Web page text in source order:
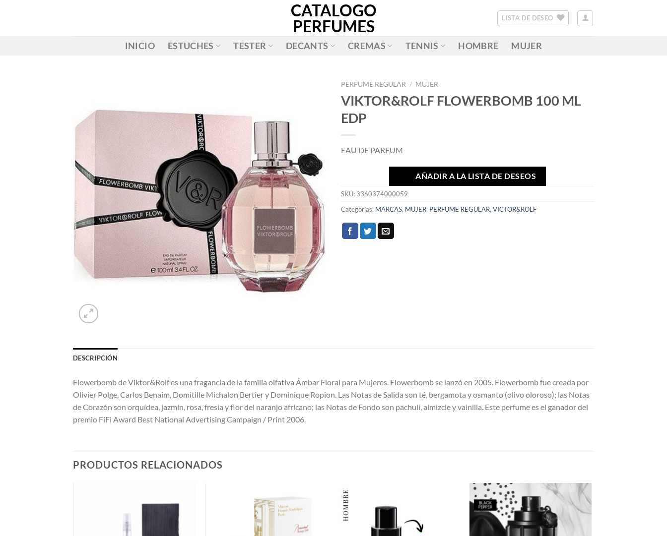
CATALOGO
PERFUMES
LISTA DE DESEO
INICIO ESTUCHES TESTER DECANTS CREMAS TENNIS HOMBRE MUJER
A LA
DESEOS
PERFUME REGULAR / MUJER
VIKTOR&ROLF FLOWERBOMB 100 ML
EDP
EAU DE PARFUM
AÑADIR A LA LISTA DE DESEOS
SKU: 3360374000059
Categorías: MARCAS, MUJER, PERFUME REGULAR, VICTOR&ROLF
DESCRIPCIÓN
Flowerbomb de Viktor&Rolf es una fragancia de la familia olfativa Ámbar Floral para Mujeres. Flowerbomb se lanzó en 2005. Flowerbomb fue creada por
Olivier Polge, Carlos Benaim, Domitille Michalon Bertier y Dominique Ropion. Las Notas de Salida son té, bergamota y osmanto (olivo oloroso); las Notas
de Corazón son orquídea, jazmín, rosa, fresia y flor del naranjo africano; las Notas de Fondo son pachulí, almizcle y vainilla. Este perfume es el ganador del
premio FiFi Award Best National Advertising Campaign / Print 2006.
PRODUCTOS RELACIONADOS
AÑADIR
LISTA
A LA